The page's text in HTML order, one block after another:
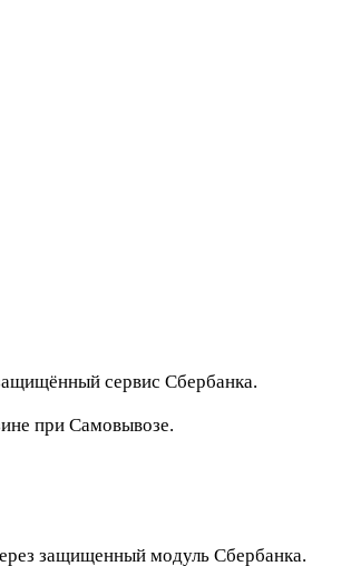
сервис Сбербанка.
при Самовывозе.
защищенный модуль Сбербанка.